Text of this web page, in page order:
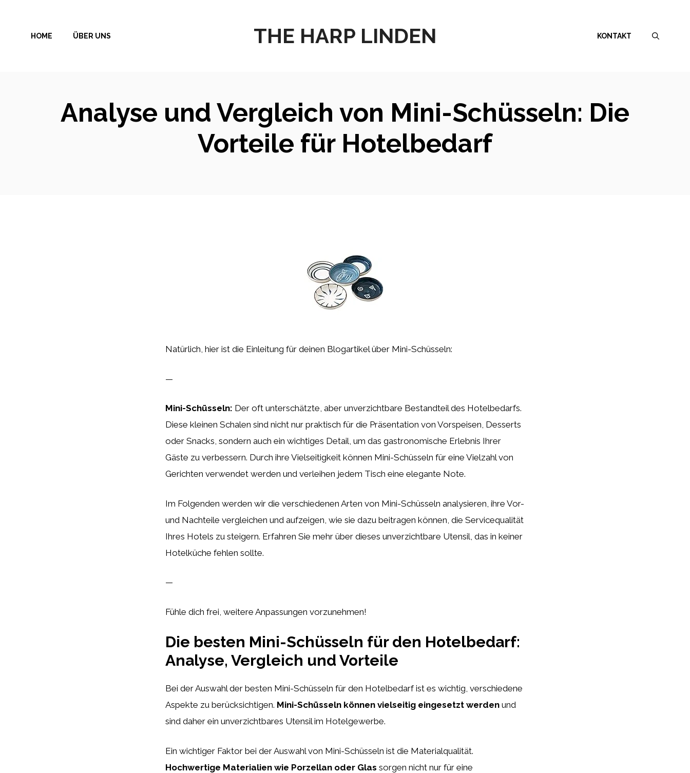
springen
THE HARP LINDEN
HOME ÜBER UNS KONTAKT
Analyse und Vergleich von Mini-Schüsseln: Die
Vorteile für Hotelbedarf
Natürlich, hier ist die Einleitung für deinen Blogartikel über Mini-Schüsseln:
—
Mini-Schüsseln: Der oft unterschätzte, aber unverzichtbare Bestandteil des Hotelbedarfs.
Diese kleinen Schalen sind nicht nur praktisch für die Präsentation von Vorspeisen, Desserts
oder Snacks, sondern auch ein wichtiges Detail, um das gastronomische Erlebnis Ihrer
Gäste zu verbessern. Durch ihre Vielseitigkeit können Mini-Schüsseln für eine Vielzahl von
Gerichten verwendet werden und verleihen jedem Tisch eine elegante Note.
Im Folgenden werden wir die verschiedenen Arten von Mini-Schüsseln analysieren, ihre Vor-
und Nachteile vergleichen und aufzeigen, wie sie dazu beitragen können, die Servicequalität
Ihres Hotels zu steigern. Erfahren Sie mehr über dieses unverzichtbare Utensil, das in keiner
Hotelküche fehlen sollte.
—
Fühle dich frei, weitere Anpassungen vorzunehmen!
Die besten Mini-Schüsseln für den Hotelbedarf:
Analyse, Vergleich und Vorteile
Bei der Auswahl der besten Mini-Schüsseln für den Hotelbedarf ist es wichtig, verschiedene
Aspekte zu berücksichtigen. Mini-Schüsseln können vielseitig eingesetzt werden und
sind daher ein unverzichtbares Utensil im Hotelgewerbe.
Ein wichtiger Faktor bei der Auswahl von Mini-Schüsseln ist die Materialqualität.
Hochwertige Materialien wie Porzellan oder Glas sorgen nicht nur für eine